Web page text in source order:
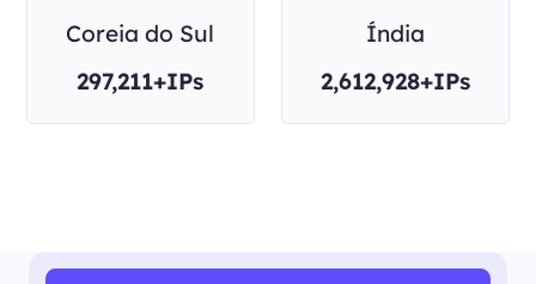
Coreia do Sul
297,211+IPs
Índia
2,612,928+IPs